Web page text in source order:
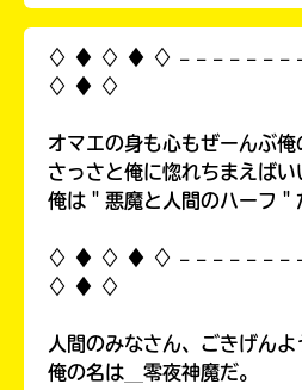
♢ ♦︎ ♢ ♦︎ ♢ 𓐄 𓐄 𓐄 𓐄 𓐄 𓐄 𓐄
♢ ♦︎ ♢
オマエの身も心もぜーんぶ俺
さっさと俺に惚れちまえば
俺は＂悪魔と人間のハーフ＂
♢ ♦︎ ♢ ♦︎ ♢ 𓐄 𓐄 𓐄 𓐄 𓐄 𓐄 𓐄
♢ ♦︎ ♢
人間のみなさん、ごきげんよ
俺の名は＿零夜神魔だ。